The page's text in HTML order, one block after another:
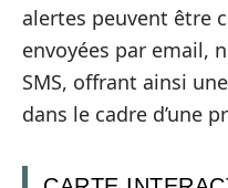
alertes peuvent être
envoyées par email,
SMS, offrant ainsi
dans le cadre d’une